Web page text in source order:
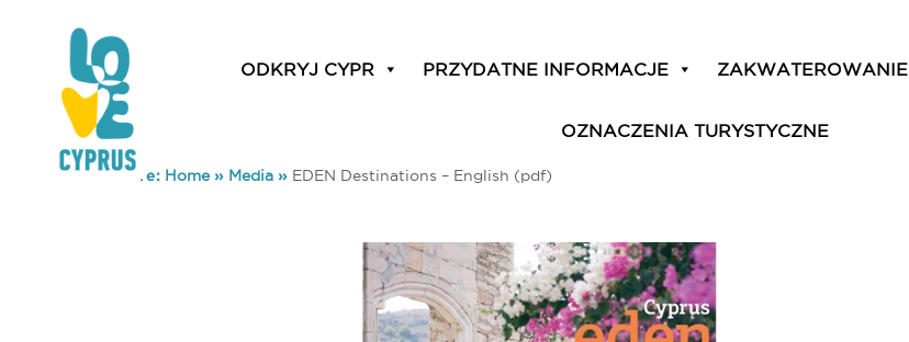
ODKRYJ CYPR PRZYDATNE INFORMACJE ZAKWATEROWANIE
OZNACZENIA TURYSTYCZNE
You are here: Home» Media » EDEN Destinations – English (pdf)